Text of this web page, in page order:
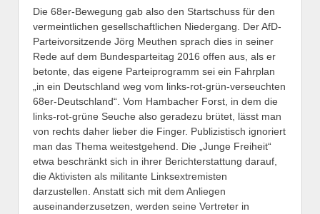
Die 68er-Bewegung gab also den Startschuss für den
vermeintlichen gesellschaftlichen Niedergang. Der AfD-
Parteivorsitzende Jörg Meuthen sprach dies in seiner
Rede auf dem Bundesparteitag 2016 offen aus, als er
betonte, das eigene Parteiprogramm sei ein Fahrplan
„in ein Deutschland weg vom links-rot-grün-verseuchten
68er-Deutschland“. Vom Hambacher Forst, in dem die
links-rot-grüne Seuche also geradezu brütet, lässt man
von rechts daher lieber die Finger. Publizistisch ignoriert
man das Thema weitestgehend. Die „Junge Freiheit“
etwa beschränkt sich in ihrer Berichterstattung darauf,
die Aktivisten als militante Linksextremisten
darzustellen. Anstatt sich mit dem Anliegen
auseinanderzusetzen, werden seine Vertreter in